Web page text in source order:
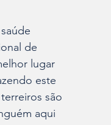
de
lugar
este
são
aqui